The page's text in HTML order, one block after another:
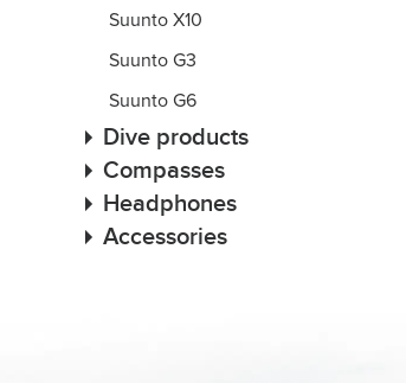
Suunto X10
Suunto G3
Suunto G6
Dive products
Compasses
Headphones
Accessories